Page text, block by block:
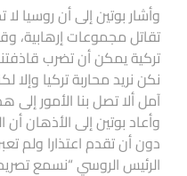
وأشار بوتين إلى أن روسيا
تقاتل مجموعات إرهابية،
تركية يمكن أن تضرب
نكن نريد محاربة تركيا
آمل ألا تصل بنا الأمور إلى
وأعاد بوتين إلى الأذهان
دون أن تقدم اعتذارا ولم
الرئيس الروسي “نسمع